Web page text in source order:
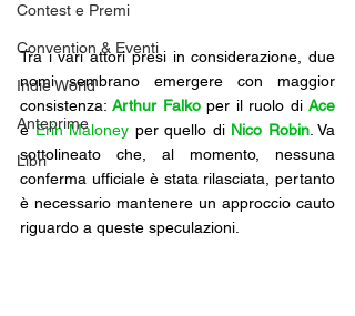
Contest e Premi
Convention & Eventi
Indie World
Anteprime
Libri
Tra i vari attori presi in considerazione, due
nomi sembrano emergere con maggior
consistenza: Arthur Falko per il ruolo di Ace
e Erin Maloney per quello di Nico Robin. Va
sottolineato che, al momento, nessuna
conferma ufficiale è stata rilasciata, pertanto
è necessario mantenere un approccio cauto
riguardo a queste speculazioni.